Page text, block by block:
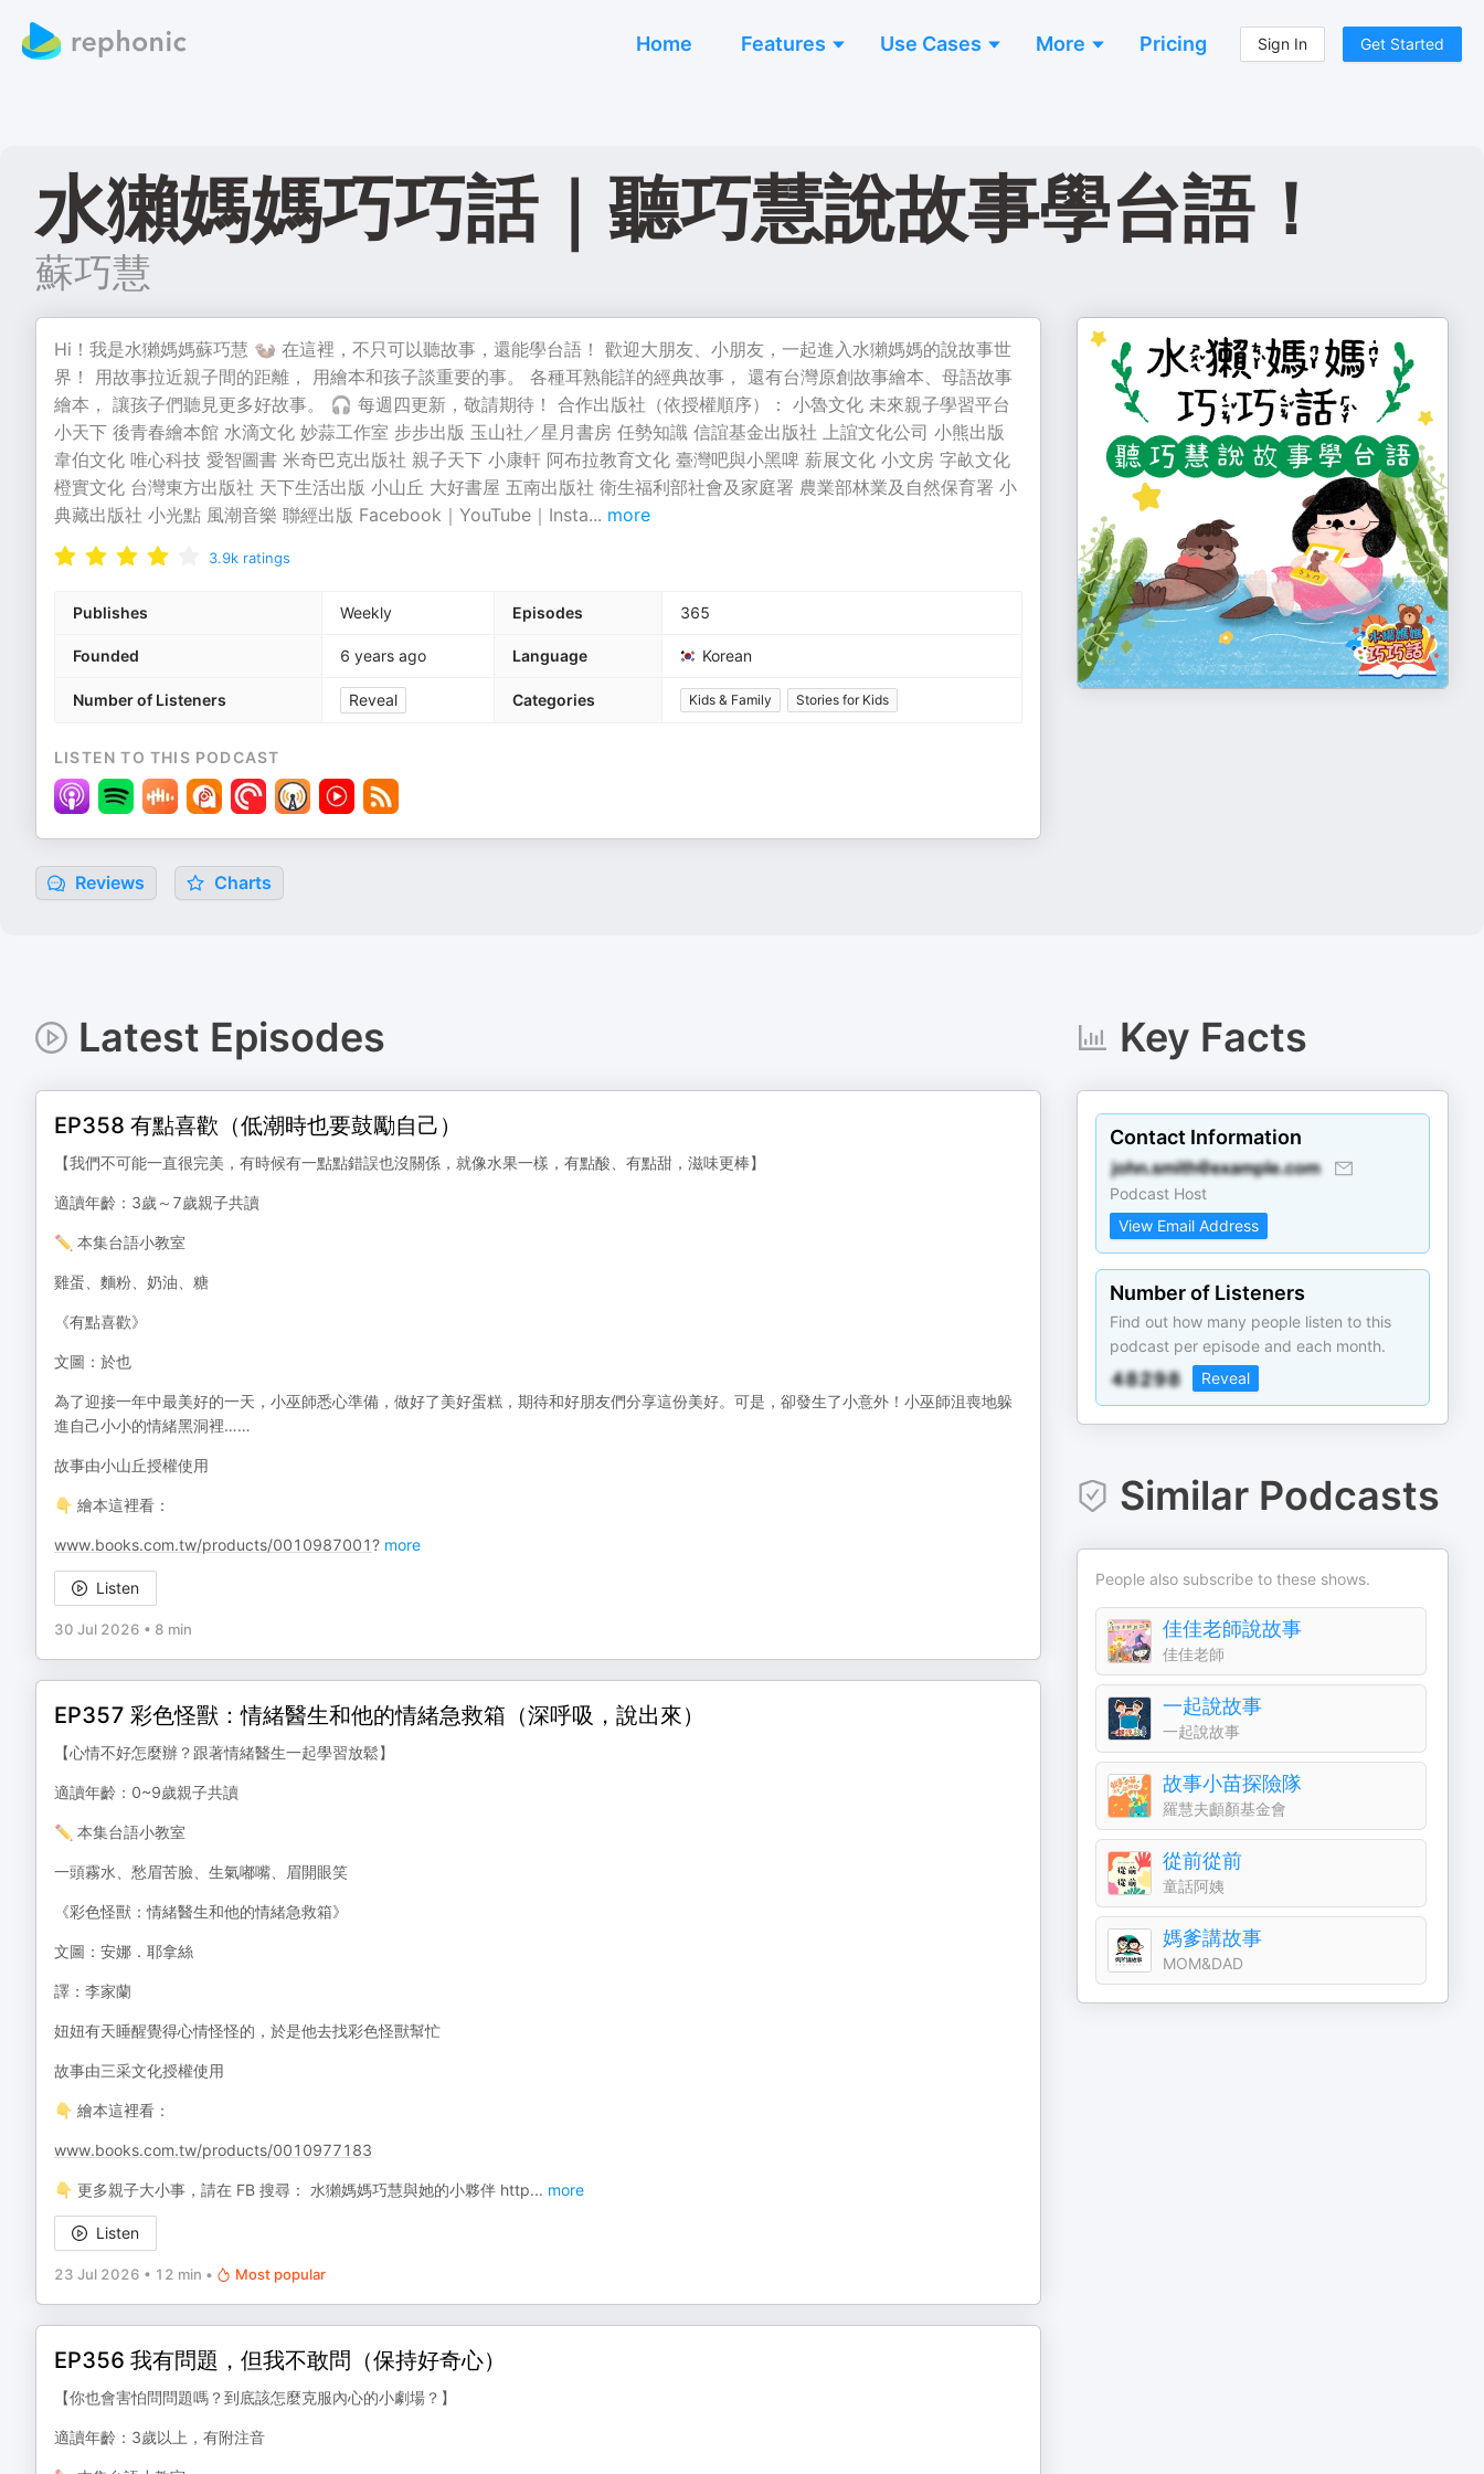
Home Features Use Cases More Pricing Sign In Get Started
水獺媽媽巧巧話｜聽巧慧說故事學台語！
蘇巧慧
Hi！我是水獺媽媽蘇巧慧 🦦 在這裡，不只可以聽故事，還能學台語！ 歡迎大朋友、小朋友，一起進入水獺媽媽的說故事世
界！ 用故事拉近親子間的距離， 用繪本和孩子談重要的事。 各種耳熟能詳的經典故事， 還有台灣原創故事繪本、母語故事
繪本， 讓孩子們聽見更多好故事。 🎧 每週四更新，敬請期待！ 合作出版社（依授權順序）： 小魯文化 未來親子學習平台
小天下 後青春繪本館 水滴文化 妙蒜工作室 步步出版 玉山社／星月書房 任勢知識 信誼基金出版社 上誼文化公司 小熊出版
韋伯文化 唯心科技 愛智圖書 米奇巴克出版社 親子天下 小康軒 阿布拉教育文化 臺灣吧與小黑啤 薪展文化 小文房 字畝文化
橙實文化 台灣東方出版社 天下生活出版 小山丘 大好書屋 五南出版社 衛生福利部社會及家庭署 農業部林業及自然保育署 小
典藏出版社 小光點 風潮音樂 聯經出版 Facebook｜YouTube｜Insta... more
3.9k ratings
Publishes Weekly Episodes 365
Founded 6 years ago Language Korean
Number of Listeners Reveal Categories Kids & Family Stories for Kids
LISTEN TO THIS PODCAST
Reviews Charts
Latest Episodes
EP358 有點喜歡（低潮時也要鼓勵自己）
【我們不可能一直很完美，有時候有一點點錯誤也沒關係，就像水果一樣，有點酸、有點甜，滋味更棒】
適讀年齡：3歲～7歲親子共讀
✏️ 本集台語小教室
雞蛋、麵粉、奶油、糖
《有點喜歡》
文圖：於也
為了迎接一年中最美好的一天，小巫師悉心準備，做好了美好蛋糕，期待和好朋友們分享這份美好。可是，卻發生了小意外！小巫師沮喪地躲
進自己小小的情緒黑洞裡……
故事由小山丘授權使用
👇 繪本這裡看：
www.books.com.tw/products/0010987001? more
Listen
30 Jul 2026 • 8 min
EP357 彩色怪獸：情緒醫生和他的情緒急救箱（深呼吸，說出來）
【心情不好怎麼辦？跟著情緒醫生一起學習放鬆】
適讀年齡：0~9歲親子共讀
✏️ 本集台語小教室
一頭霧水、愁眉苦臉、生氣嘟嘴、眉開眼笑
《彩色怪獸：情緒醫生和他的情緒急救箱》
文圖：安娜．耶拿絲
譯：李家蘭
妞妞有天睡醒覺得心情怪怪的，於是他去找彩色怪獸幫忙
故事由三采文化授權使用
👇 繪本這裡看：
www.books.com.tw/products/0010977183
👇 更多親子大小事，請在 FB 搜尋： 水獺媽媽巧慧與她的小夥伴 http... more
Listen
23 Jul 2026 • 12 min • Most popular
EP356 我有問題，但我不敢問（保持好奇心）
【你也會害怕問問題嗎？到底該怎麼克服內心的小劇場？】
適讀年齡：3歲以上，有附注音
Key Facts
Contact Information
Podcast Host
View Email Address
Number of Listeners
Find out how many people listen to this
podcast per episode and each month.
Reveal
Similar Podcasts
People also subscribe to these shows.
佳佳老師說故事
佳佳老師
一起說故事
一起說故事
故事小苗探險隊
羅慧夫顱顏基金會
從前從前
童話阿姨
媽爹講故事
MOM&DAD